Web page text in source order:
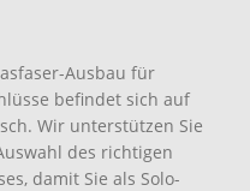
Ausbau für
befindet sich auf
Wir unterstützen Sie
des richtigen
damit Sie als Solo-